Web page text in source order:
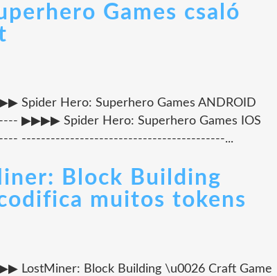
Games csaló
Hero: Superhero Games ANDROID
Spider Hero: Superhero Games IOS
------------------------------------------...
Block Building
muitos tokens
Block Building \u0026 Craft Game